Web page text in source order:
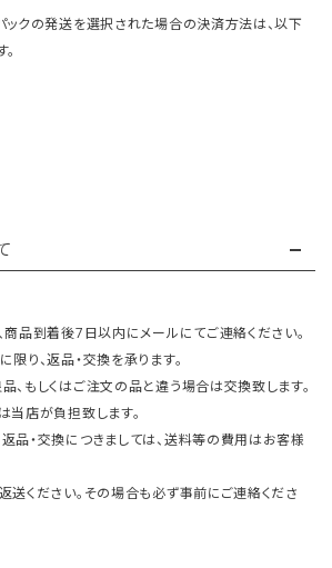
ックの発送を選択された場合の決済方法は、以下
品到着後7日以内にメールにてご連絡ください。
り、返品・交換を承ります。
もしくはご注文の品と違う場合は交換致します。
当店が負担致します。
品・交換につきましては、送料等の費用はお客様
ください。その場合も必ず事前にご連絡くださ